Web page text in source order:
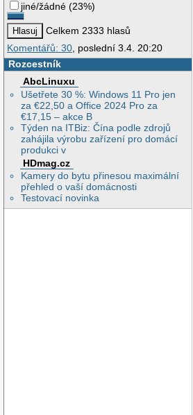
jiné/žádné (23%)
Celkem 2333 hlasů
Komentářů: 30, poslední 3.4. 20:20
Rozcestník
AbcLinuxu
Ušetřete 30 %: Windows 11 Pro jen
za €22,50 a Office 2024 Pro za
€17,15 – akce B
Týden na ITBiz: Čína podle zdrojů
zahájila výrobu zařízení pro domácí
produkci v
HDmag.cz
Kamery do bytu přinesou maximální
přehled o vaší domácnosti
Testovací novinka